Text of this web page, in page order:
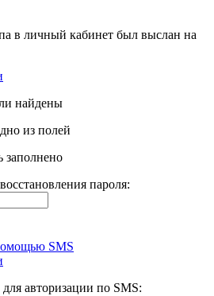
в личный кабинет был выслан на
найдены
из полей
заполнено
пароля:
SMS
авторизации по SMS: